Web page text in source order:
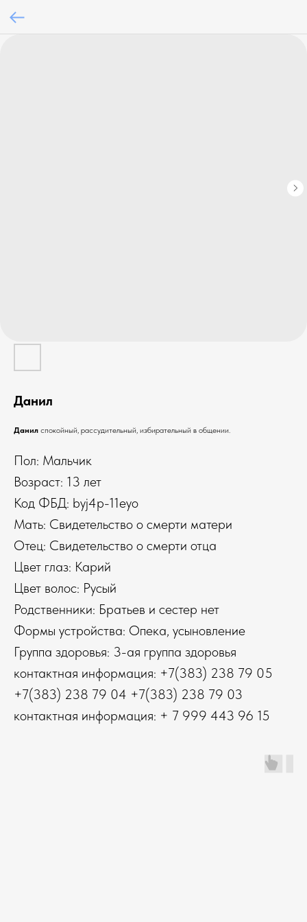
Данил
Данил спокойный, рассудительный, избирательный в общении.
Пол: Мальчик
Возраст: 13 лет
Код ФБД: byj4p-11eyo
Мать: Свидетельство о смерти матери
Отец: Свидетельство о смерти отца
Цвет глаз: Карий
Цвет волос: Русый
Родственники: Братьев и сестер нет
Формы устройства: Опека, усыновление
Группа здоровья: 3-ая группа здоровья
контактная информация: +7(383) 238 79 05
+7(383) 238 79 04 +7(383) 238 79 03
контактная информация: + 7 999 443 96 15